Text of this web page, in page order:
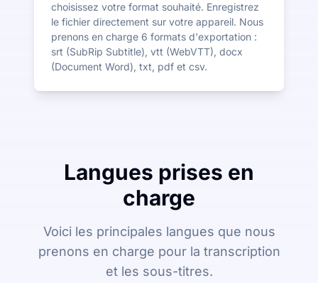
choisissez votre format souhaité. Enregistrez
le fichier directement sur votre appareil. Nous
prenons en charge 6 formats d'exportation :
srt (SubRip Subtitle), vtt (WebVTT), docx
(Document Word), txt, pdf et csv.
Langues prises en
charge
Voici les principales langues que nous
prenons en charge pour la transcription
et les sous-titres.